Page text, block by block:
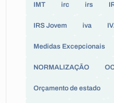
IMT irc irs
IRS Jovem iva
Medidas Excepcionais
NORMALIZAÇÃO
Orçamento de estado